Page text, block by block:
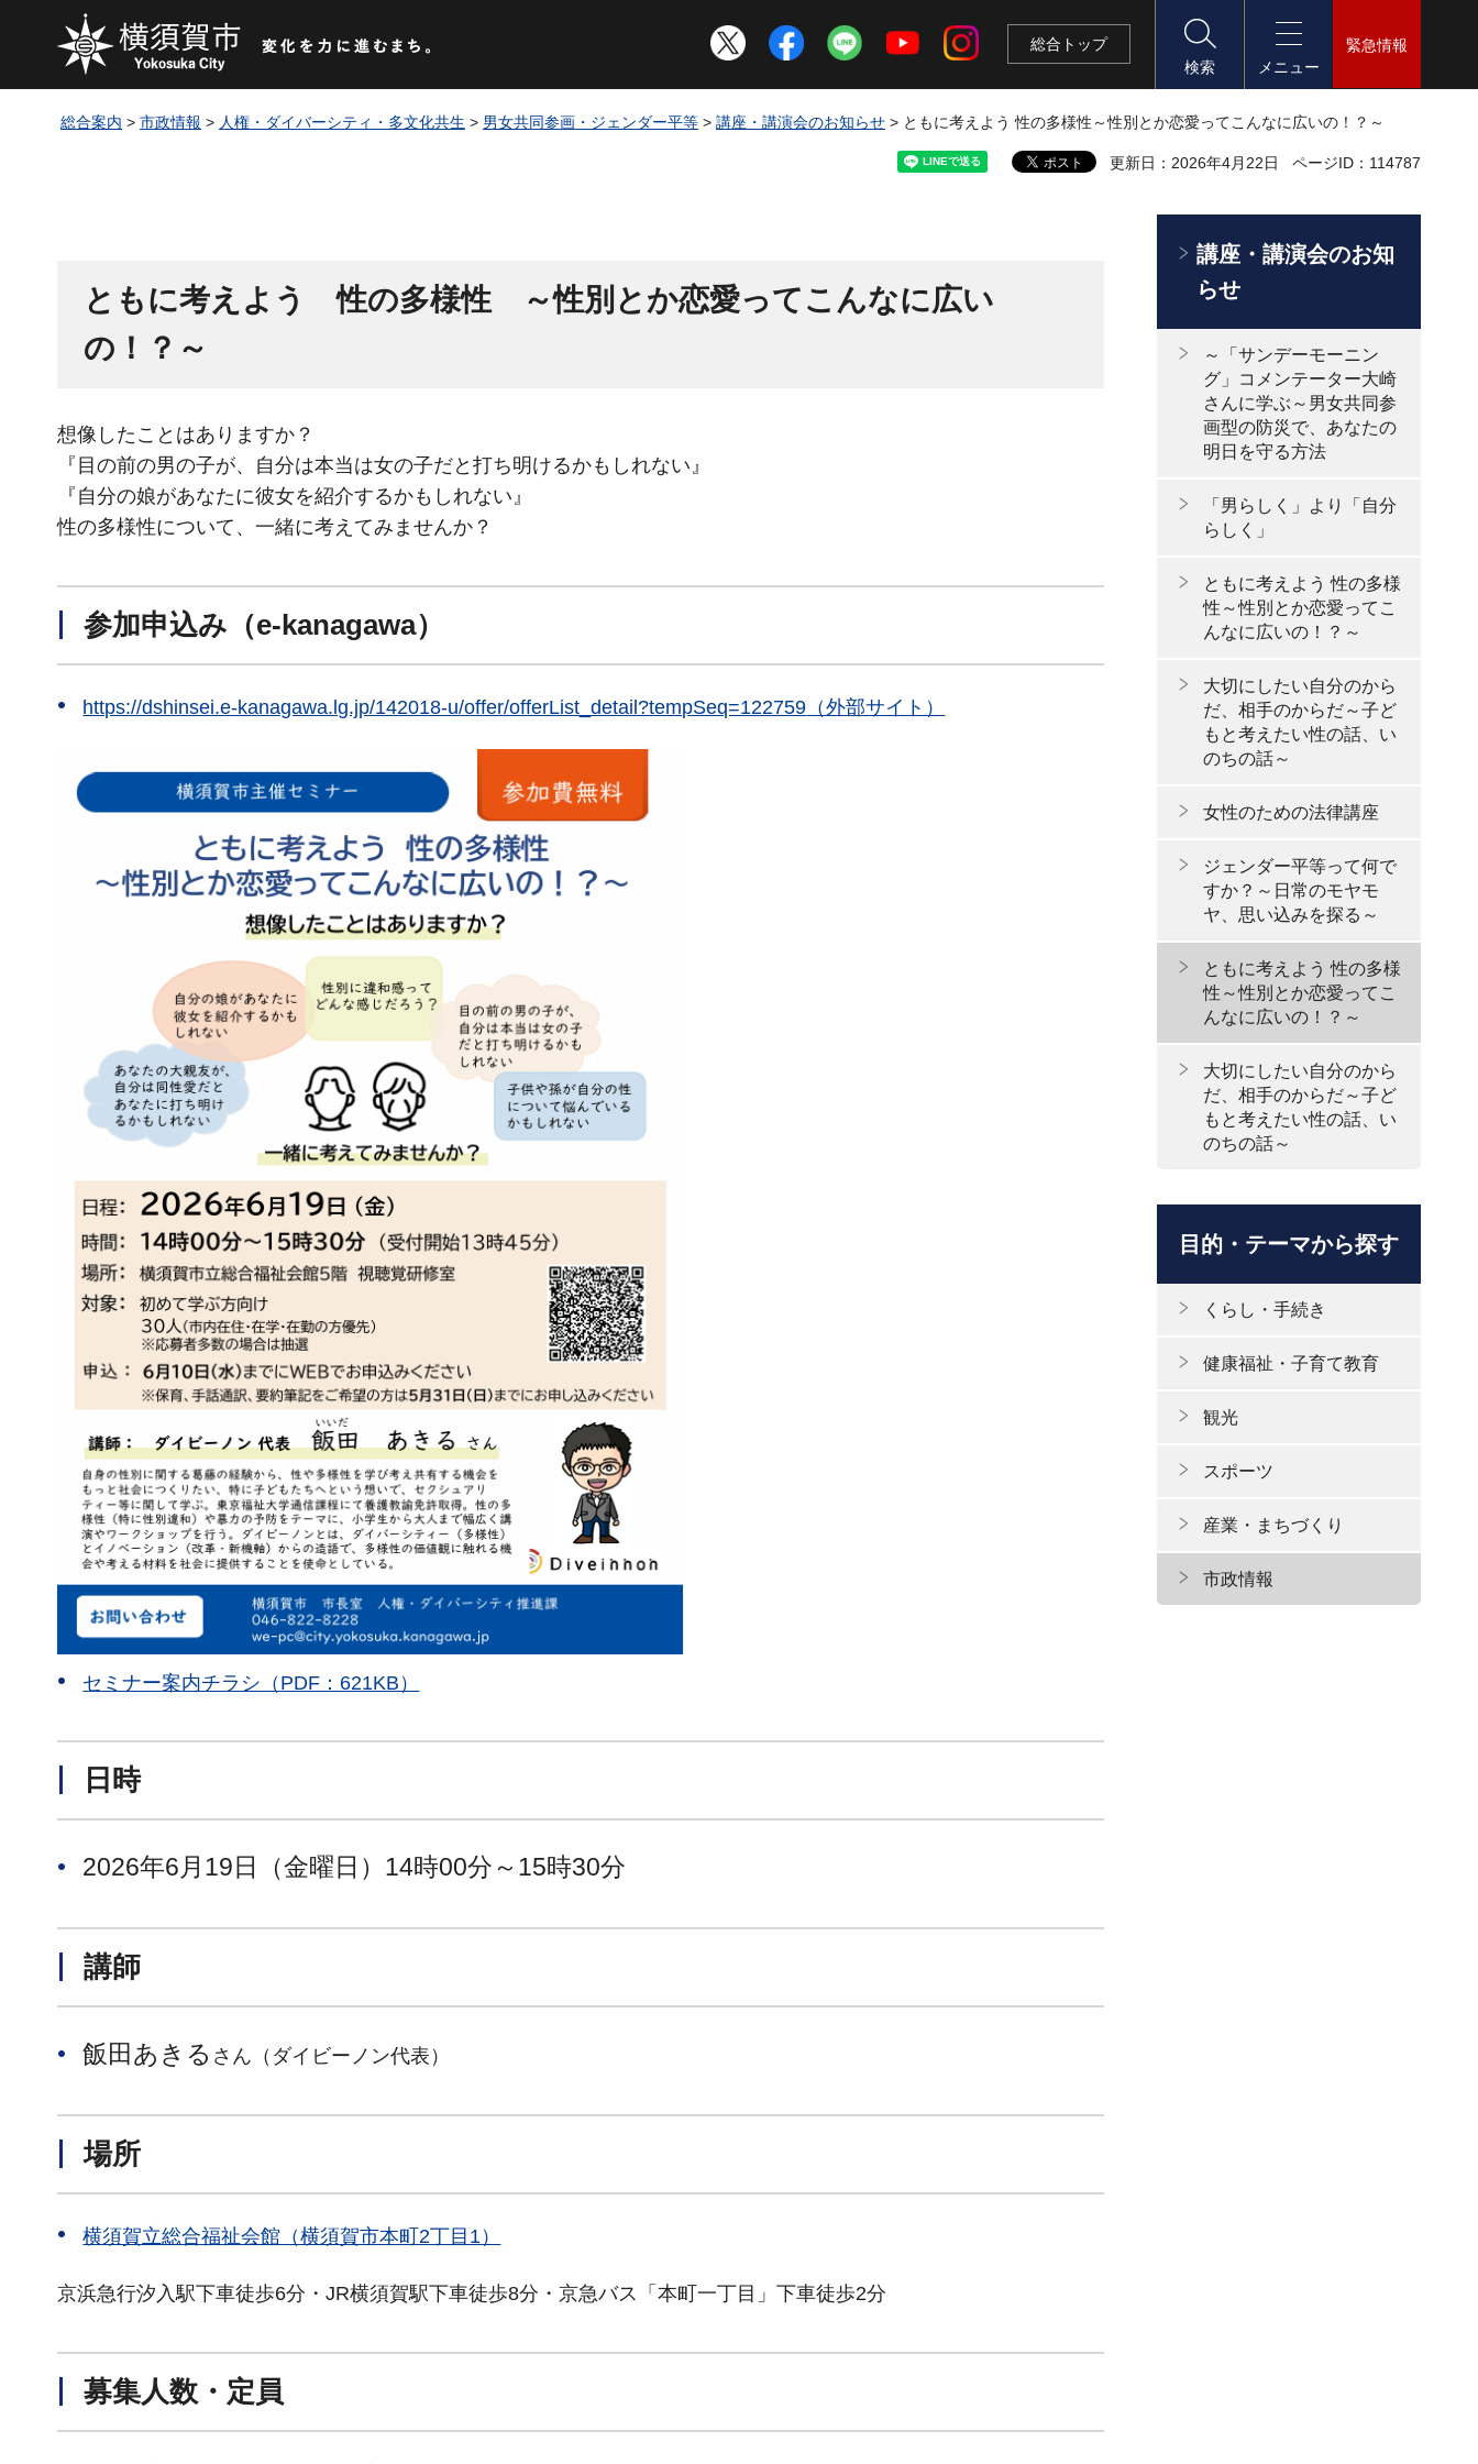
総合 トップ
検索
メニュー
緊急情報
総合案内 > 市政情報 > 人権・ダイバーシティ・多文化共生 > 男女共同参画・ジェンダー平等 > 講座・講演会のお知らせ > ともに考えよう 性の多様性～性別とか恋愛ってこんなに広いの！？～
更新日：2026年4月22日 ページID：114787
ともに考えよう 性の多様性
～性別とか恋愛ってこんなに広い
の！？～
想像したことはありますか？
『目の前の男の子が、自分は本当は女の子だと打ち明けるかもしれない』
『自分の娘があなたに彼女を紹介するかもしれない』
性の多様性について、一緒に考えてみませんか？
参加申込み（e-kanagawa）
https://dshinsei.e-kanagawa.lg.jp/142018-u/offer/offerList_detail?tempSeq=122759 （外部サイト）
セミナー案内チラシ（PDF：621KB）
日時
2026年6月19日（金曜日）14時00分～15時30分
講師
飯田あきる さん（ダイビーノン代表）
場所
横須賀立総合福祉会館（横須賀市本町2丁目1）
京浜急行汐入駅下車徒歩6分・JR横須賀駅下車徒歩8分・京急バス「本町一丁目」下車徒歩2分
募集人数・定員
講座・講演会のお知
らせ
～「サンデーモーニン
グ」コメンテーター大崎
さんに学ぶ～男女共同参
画型の防災で、あなたの
明日を守る方法
「男らしく」より「自分
らしく」
ともに考えよう 性の多様
性～性別とか恋愛ってこ
んなに広いの！？～
大切にしたい自分のから
だ、相手のからだ～子ど
もと考えたい性の話、い
のちの話～
女性のための法律講座
ジェンダー平等って何で
すか？～日常のモヤモ
ヤ、思い込みを探る～
ともに考えよう 性の多様
性～性別とか恋愛ってこ
んなに広いの！？～
大切にしたい自分のから
だ、相手のからだ～子ど
もと考えたい性の話、い
のちの話～
目的・テーマから探す
くらし・手続き
健康福祉・子育て教育
観光
スポーツ
産業・まちづくり
市政情報